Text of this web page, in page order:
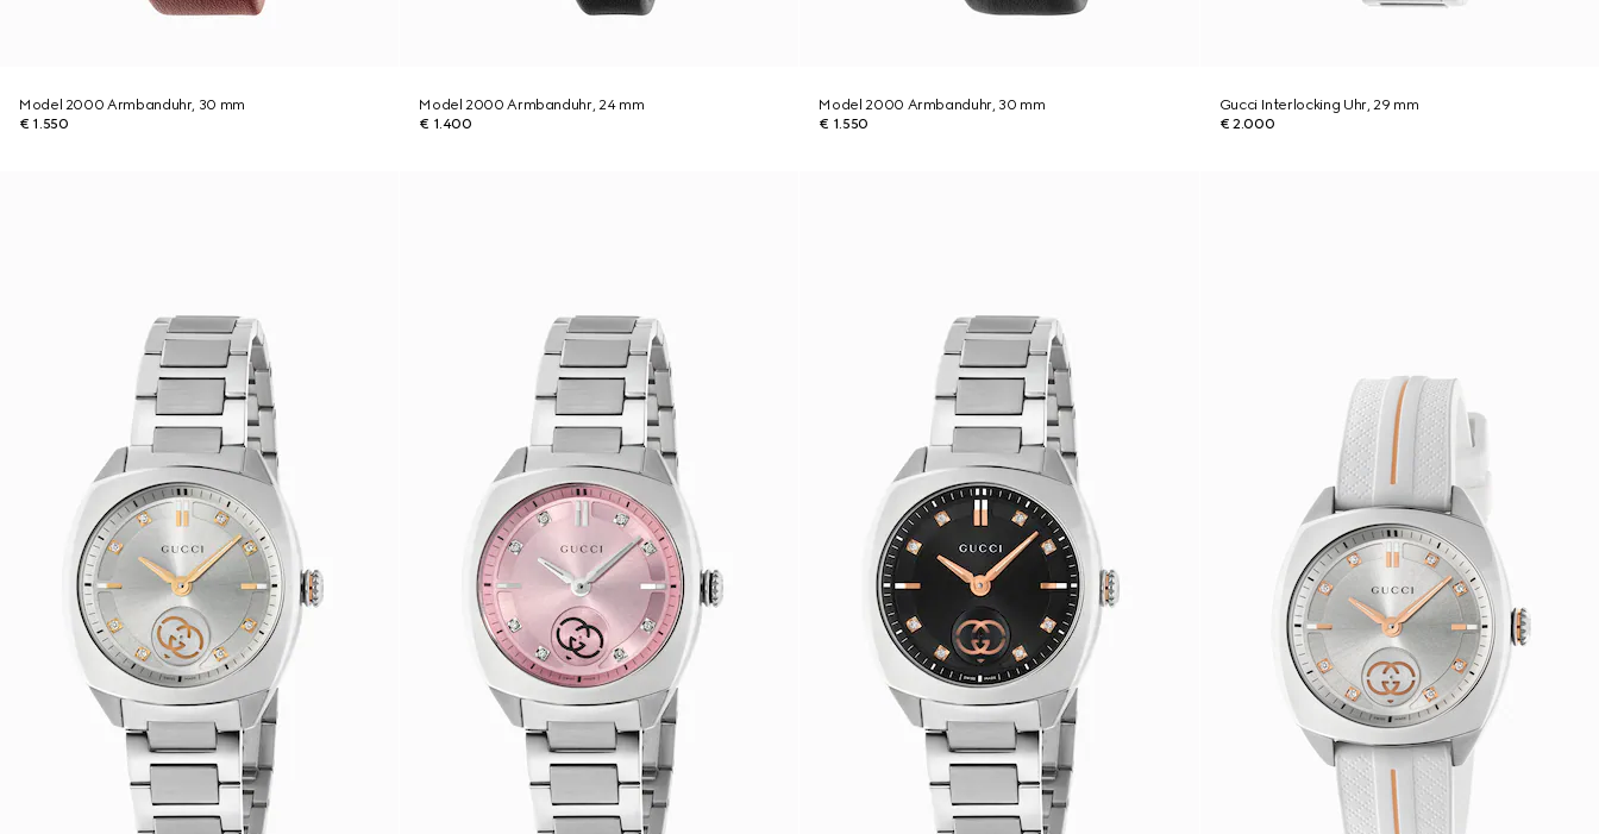
Model 2000 Armbanduhr, 30 mm
€ 1.550
Model 2000 Armbanduhr, 24 mm
€ 1.400
Model 2000 Armbanduhr, 30 mm
€ 1.550
Gucci Interlocking Uhr, 29 mm
€ 2.000